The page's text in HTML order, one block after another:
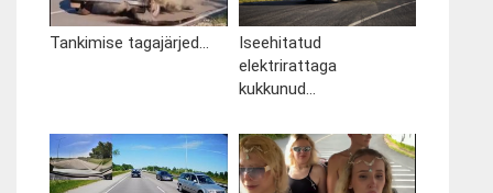
Tankimise tagajärjed...
Iseehitatud
elektrirattaga
kukkunud...